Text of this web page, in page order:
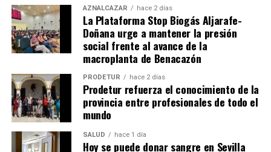
AZNALCÁZAR hace 2 días
La Plataforma Stop Biogás Aljarafe-
Doñana urge a mantener la presión
social frente al avance de la
macroplanta de Benacazón
PRODETUR hace 2 días
Prodetur refuerza el conocimiento de la
provincia entre profesionales de todo el
mundo
SALUD hace 1 día
Hoy se puede donar sangre en Sevilla